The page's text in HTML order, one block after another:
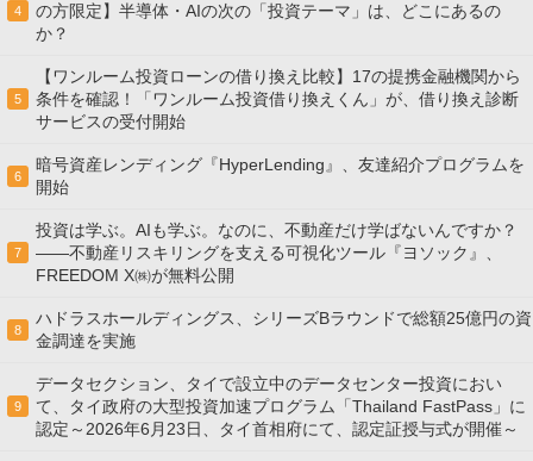
4
の方限定】半導体・AIの次の「投資テーマ」は、どこにあるの
か？
5
【ワンルーム投資ローンの借り換え比較】17の提携金融機関から
条件を確認！「ワンルーム投資借り換えくん」が、借り換え診断
サービスの受付開始
6
暗号資産レンディング『HyperLending』、友達紹介プログラムを
開始
7
投資は学ぶ。AIも学ぶ。なのに、不動産だけ学ばないんですか？
——不動産リスキリングを支える可視化ツール『ヨソック』、
FREEDOM X㈱が無料公開
8
ハドラスホールディングス、シリーズBラウンドで総額25億円の資
金調達を実施
9
データセクション、タイで設立中のデータセンター投資におい
て、タイ政府の大型投資加速プログラム「Thailand FastPass」に
認定～2026年6月23日、タイ首相府にて、認定証授与式が開催～